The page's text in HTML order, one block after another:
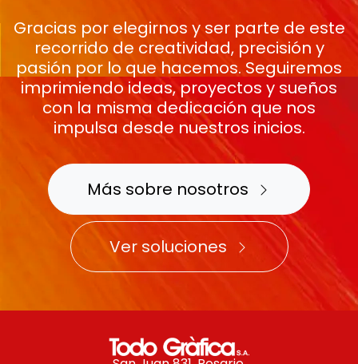
Gracias por elegirnos y ser parte de este
recorrido de creatividad, precisión y
pasión por lo que hacemos. Seguiremos
imprimiendo ideas, proyectos y sueños
con la misma dedicación que nos
impulsa desde nuestros inicios.
Más sobre nosotros
Ver soluciones